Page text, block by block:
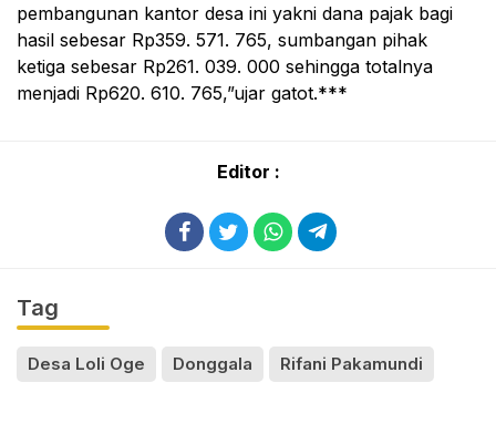
pembangunan kantor desa ini yakni dana pajak bagi
hasil sebesar Rp359. 571. 765, sumbangan pihak
ketiga sebesar Rp261. 039. 000 sehingga totalnya
menjadi Rp620. 610. 765,”ujar gatot.***
Editor :
Tag
Desa Loli Oge Donggala Rifani Pakamundi